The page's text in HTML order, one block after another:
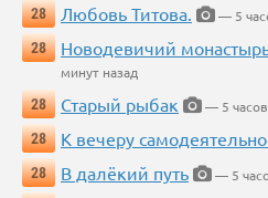
28
Любовь Титова.
— 5
28
Новодевичий
минут назад
28
Старый рыбак
— 5
28
К вечеру
28
В далёкий путь
— 5